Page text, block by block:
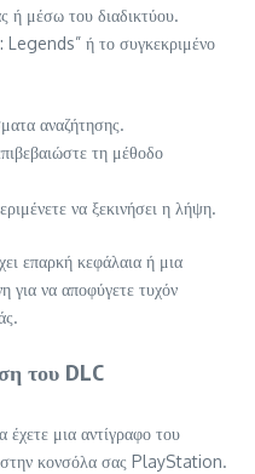
μέσω του διαδικτύου.
ή το συγκεκριμένο
αναζήτησης.
τη μέθοδο
να ξεκινήσει η λήψη.
επαρκή κεφάλαια ή μια
για να αποφύγετε τυχόν
του DLC
έχετε μια αντίγραφο του
στην κονσόλα σας PlayStation.